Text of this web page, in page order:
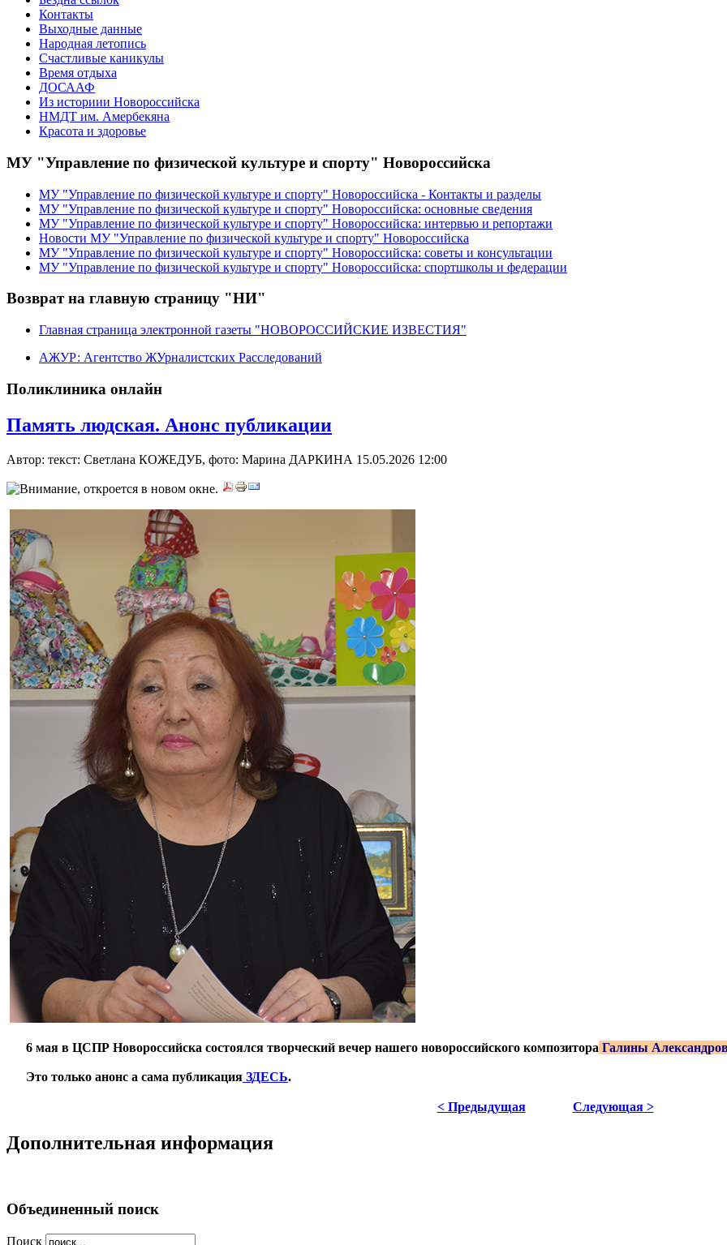
Контакты
Выходные данные
Народная летопись
Счастливые каникулы
Время отдыха
ДОСААФ
Из историии Новороссийска
НМДТ им. Амербекяна
Красота и здоровье
МУ "Управление по физической культуре и спорту" Новороссийска
МУ "Управление по физической культуре и спорту" Новороссийска - Контакты и разделы
МУ "Управление по физической культуре и спорту" Новороссийска: основные сведения
МУ "Управление по физической культуре и спорту" Новороссийска: интервью и репортажи
Новости МУ "Управление по физической культуре и спорту" Новороссийска
МУ "Управление по физической культуре и спорту" Новороссийска: советы и консультации
МУ "Управление по физической культуре и спорту" Новороссийска: спортшколы и федерации
Возврат на главную страницу "НИ"
Главная страница электронной газеты "НОВОРОССИЙСКИЕ ИЗВЕСТИЯ"
АЖУР: Агентство ЖУрналистских Расследований
Поликлиника онлайн
Память людская. Анонс публикации
Автор: текст: Светлана КОЖЕДУБ, фото: Марина ДАРКИНА 15.05.2026 12:00
6 мая в ЦСПР Новороссийска состоялся творческий вечер нашего новороссийского композитора Галины
Это только анонс а сама публикация ЗДЕСЬ.
< Предыдущая Следующая >
Дополнительная информация
Объединенный поиск
Поиск